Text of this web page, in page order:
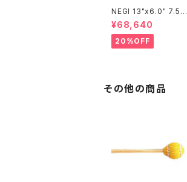
NEGI 13"x6.0" 7.5m
m+RF ビーチスネア S
-B75R1360D8-S2B
K
¥68,640
20%OFF
その他の商品